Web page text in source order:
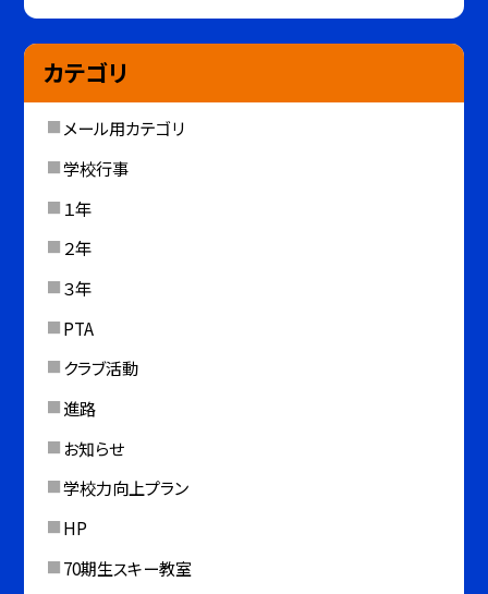
カテゴリ
メール用カテゴリ
学校行事
１年
２年
３年
PTA
クラブ活動
進路
お知らせ
学校力向上プラン
HP
70期生スキー教室